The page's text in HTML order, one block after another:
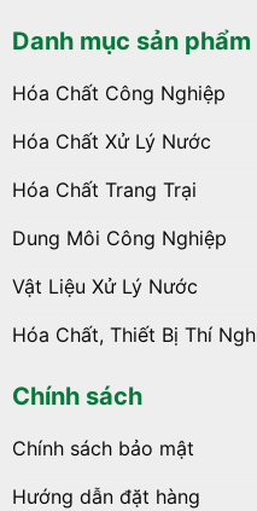
Danh mục sản phẩm
Hóa Chất Công Nghiệp
Hóa Chất Xử Lý Nước
Hóa Chất Trang Trại
Dung Môi Công Nghiệp
Vật Liệu Xử Lý Nước
Hóa Chất, Thiết Bị Thí
Chính sách
Chính sách bảo mật
Hướng dẫn đặt hàng